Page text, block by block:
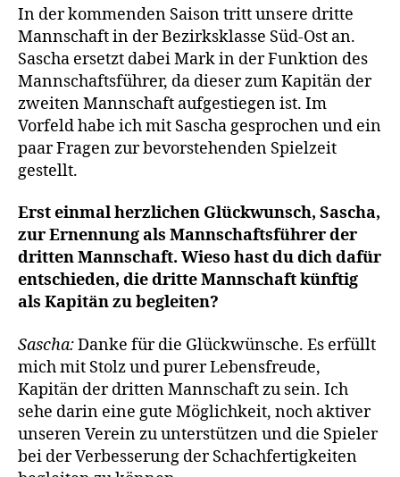
belohnt“
In der kommenden Saison tritt unsere dritte
Mannschaft in der Bezirksklasse Süd-Ost an.
Sascha ersetzt dabei Mark in der Funktion des
Mannschaftsführer, da dieser zum Kapitän der
zweiten Mannschaft aufgestiegen ist. Im
Vorfeld habe ich mit Sascha gesprochen und ein
paar Fragen zur bevorstehenden Spielzeit
gestellt.
Erst einmal herzlichen Glückwunsch, Sascha,
zur Ernennung als Mannschaftsführer der
dritten Mannschaft. Wieso hast du dich dafür
entschieden, die dritte Mannschaft künftig
als Kapitän zu begleiten?
Sascha:Danke für die Glückwünsche. Es erfüllt
mich mit Stolz und purer Lebensfreude,
Kapitän der dritten Mannschaft zu sein. Ich
sehe darin eine gute Möglichkeit, noch aktiver
unseren Verein zu unterstützen und die Spieler
bei der Verbesserung der Schachfertigkeiten